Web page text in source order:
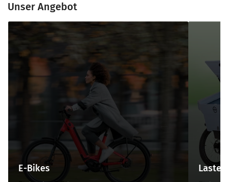
Unser Angebot
E-Bikes